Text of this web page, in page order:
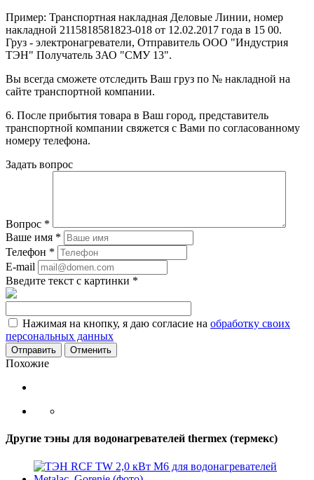
Пример: Транспортная накладная Деловые Линии, номер
накладной 2115818581823-018 от 12.02.2017 года в 15 00.
Груз - электронагреватели, Отправитель ООО "Индустрия
ТЭН" Получатель ЗАО "СМУ 13".
Вы всегда сможете отследить Ваш груз по № накладной на
сайте транспортной компании.
6. После прибытия товара в Ваш город, представитель
транспортной компании свяжется с Вами по согласованному
номеру телефона.
Задать вопрос
Вопрос *
Ваше имя *
Телефон *
E-mail
Введите текст с картинки *
Нажимая на кнопку, я даю согласие на обработку своих
персональных данных
Отменить
Похожие
Другие тэны для водонагревателей thermex (термекс)